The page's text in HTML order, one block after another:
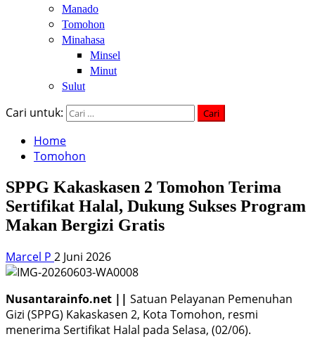
Manado
Tomohon
Minahasa
Minsel
Minut
Sulut
Cari untuk:
Home
Tomohon
SPPG Kakaskasen 2 Tomohon Terima
Sertifikat Halal, Dukung Sukses Program
Makan Bergizi Gratis
Marcel P 2 Juni 2026
Nusantarainfo.net || Satuan Pelayanan Pemenuhan
Gizi (SPPG) Kakaskasen 2, Kota Tomohon, resmi
menerima Sertifikat Halal pada Selasa, (02/06).